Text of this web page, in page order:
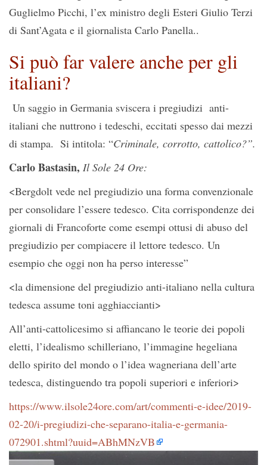
Guglielmo Picchi, l’ex ministro degli Esteri Giulio Terzi
di Sant’Agata e il giornalista Carlo Panella..
Si può far valere anche per gli
italiani?
Un saggio in Germania sviscera i pregiudizi anti-
italiani che nuttrono i tedeschi, eccitati spesso dai mezzi
di stampa. Si intitola: “Criminale, corrotto, cattolico?”.
Carlo Bastasin, Il Sole 24 Ore:
<Bergdolt vede nel pregiudizio una forma convenzionale
per consolidare l’essere tedesco. Cita corrispondenze dei
giornali di Francoforte come esempi ottusi di abuso del
pregiudizio per compiacere il lettore tedesco. Un
esempio che oggi non ha perso interesse”
<la dimensione del pregiudizio anti-italiano nella cultura
tedesca assume toni agghiaccianti>
All’anti-cattolicesimo si affiancano le teorie dei popoli
eletti, l’idealismo schilleriano, l’immagine hegeliana
dello spirito del mondo o l’idea wagneriana dell’arte
tedesca, distinguendo tra popoli superiori e inferiori>
https://www.ilsole24ore.com/art/commenti-e-idee/2019-
02-20/i-pregiudizi-che-separano-italia-e-germania-
072901.shtml?uuid=ABhMNzVB